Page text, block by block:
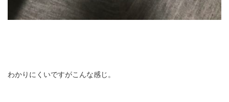
わかりにくいですがこんな感じ。